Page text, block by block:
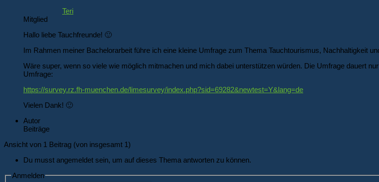
Teri
Mitglied
Hallo liebe Tauchfreunde! 🙂
Im Rahmen meiner Bachelorarbeit führe ich eine kleine Umfrage zum Thema Tauchtourismus, Nachhaltigkeit
Wäre super, wenn so viele wie möglich mitmachen und mich dabei unterstützen würden. Die Umfrage dauert
Umfrage:
https://survey.rz.fh-muenchen.de/limesurvey/index.php?sid=69282&newtest=Y&lang=de
Vielen Dank! 🙂
Autor
Beiträge
Ansicht von 1 Beitrag (von insgesamt 1)
Du musst angemeldet sein, um auf dieses Thema antworten zu können.
Anmelden